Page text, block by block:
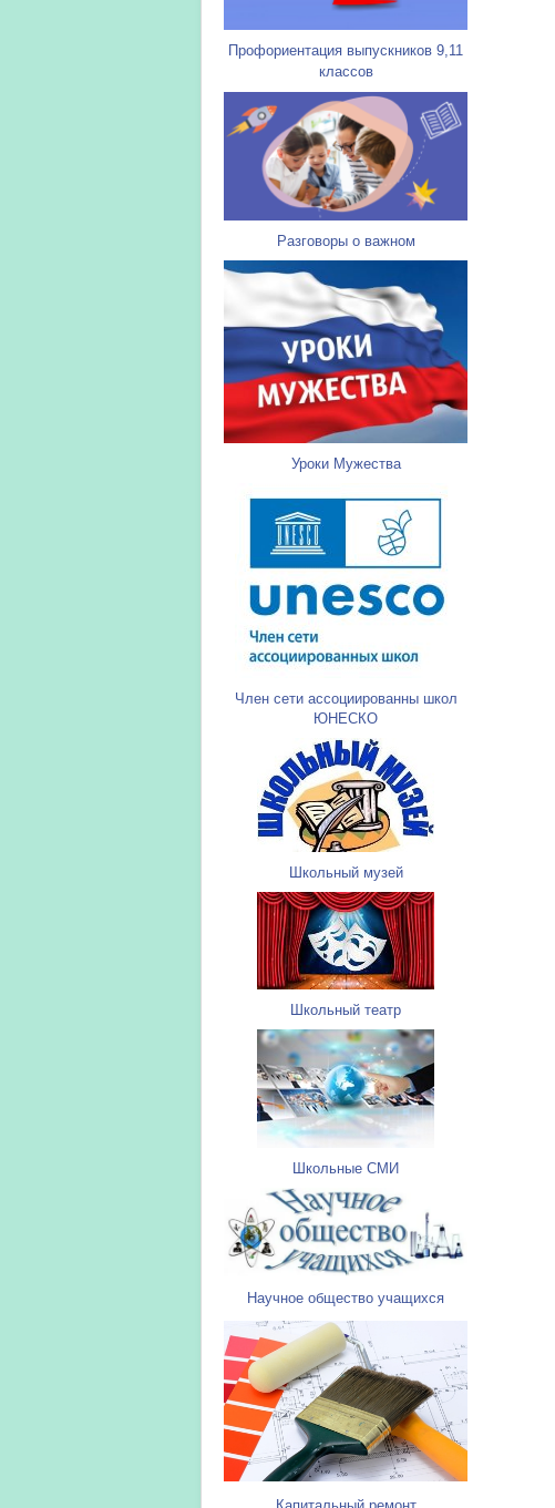
Профориентация выпускников 9,11
классов
Разговоры о важном
Уроки Мужества
Член сети ассоциированны школ
ЮНЕСКО
Школьный музей
Школьный театр
Школьные СМИ
Научное общество учащихся